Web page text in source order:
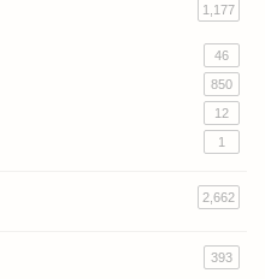
1,177
46
850
12
1
2,662
393